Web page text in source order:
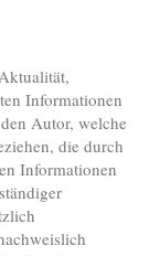
Informationen
Autor, welche
die durch
Informationen